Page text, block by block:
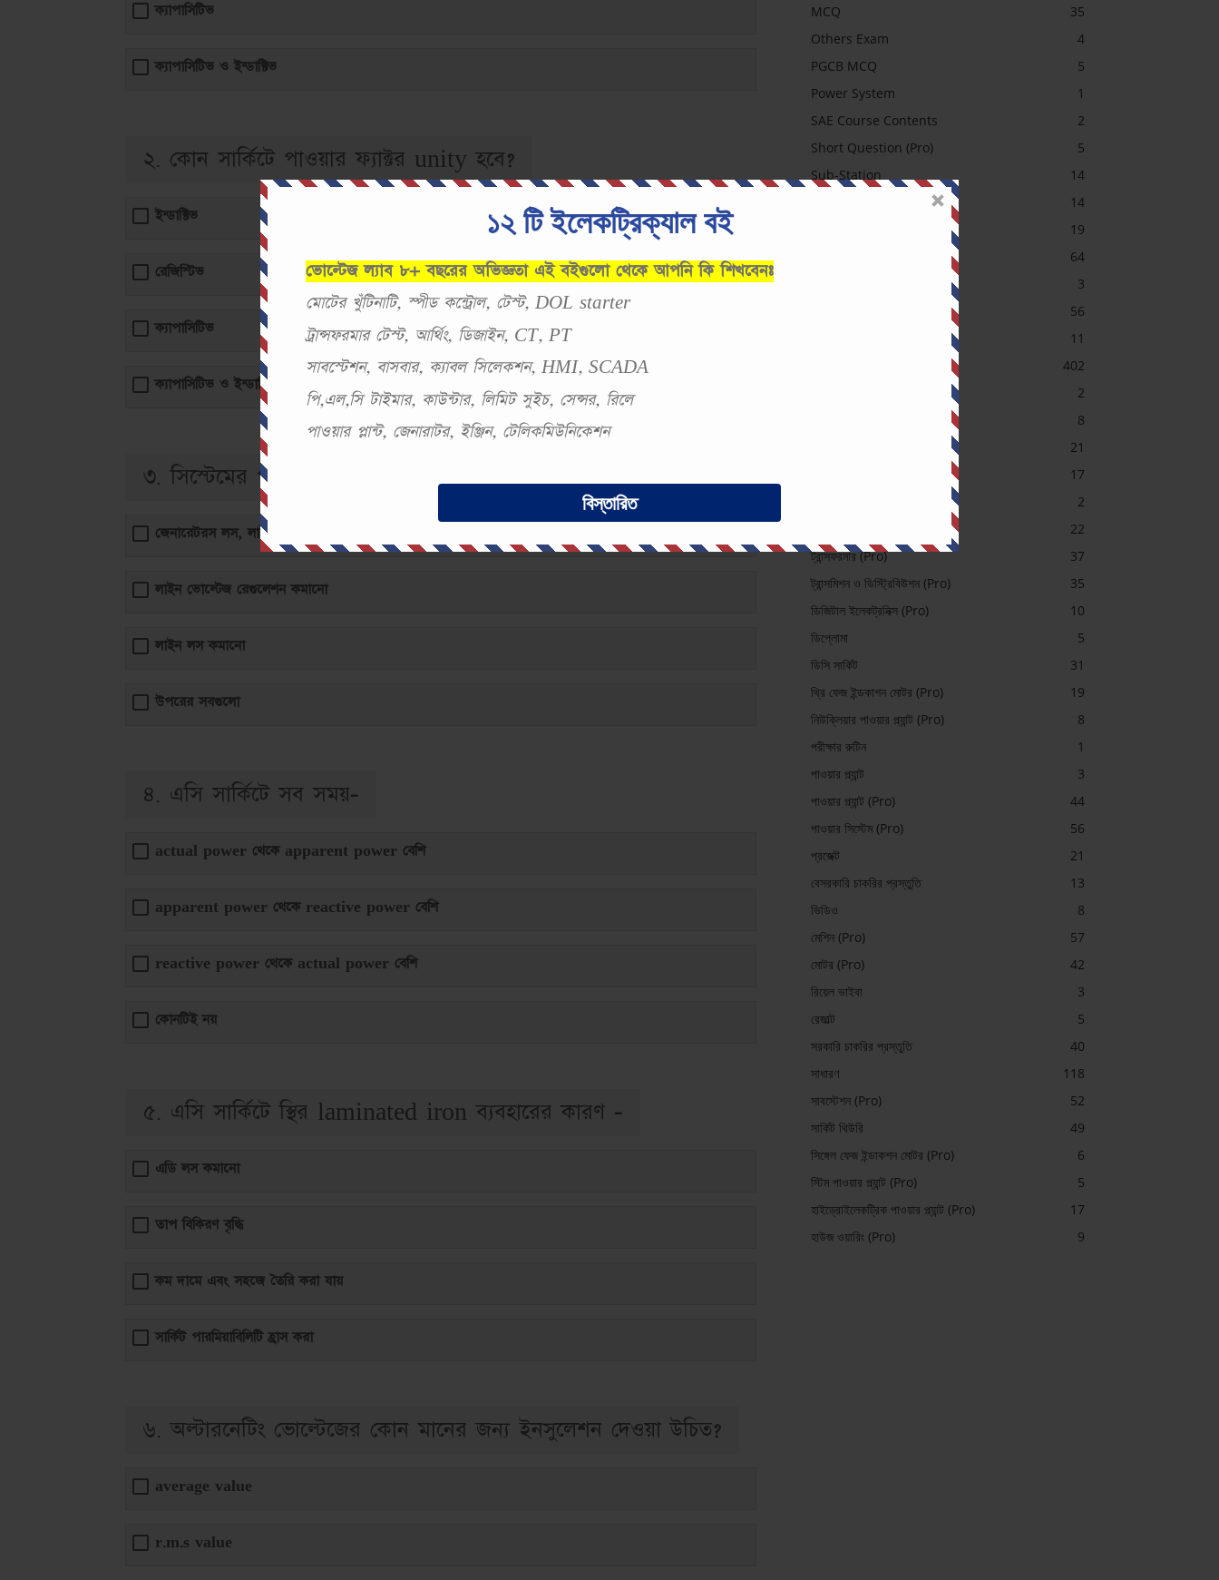
১২ টি ইলেকট্রিক্যাল বই
ভোল্টেজ ল্যাব ৮+ বছরের অভিজ্ঞতা এই বইগুলো থেকে আপনি কি শিখবেনঃ
মোটের খুঁটিনাটি, স্পীড কন্ট্রোল, টেস্ট, DOL starter
ট্রান্সফরমার টেস্ট, আর্থিং, ডিজাইন, CT, PT
সাবস্টেশন, বাসবার, ক্যাবল সিলেকশন, HMI, SCADA
পি,এল,সি টাইমার, কাউন্টার, লিমিট সুইচ, সেন্সর, রিলে
পাওয়ার প্লান্ট, জেনারাটর, ইঞ্জিন, টেলিকমিউনিকেশন
বিস্তারিত
ক্যাপাসিটিভ
ক্যাপাসিটিভ ও ইন্ডাক্টিভ
২. কোন সার্কিটে পাওয়ার ফ্যাক্টর unity হবে?
ইন্ডাক্টিভ
রেজিস্টিভ
ক্যাপাসিটিভ
ক্যাপাসিটিভ ও ইন্ডাক্টিভ
৩. সিস্টেমের পাওয়ার ফ্যাক্টর হাই রাখার কারণ কি?
জেনারেটরস লস, লাইন এবং ট্রান্সফরমারের দক্ষতা সর্বোচ্চ কার্যপোযোগী করা
লাইন ভোল্টেজ রেগুলেশন কমানো
লাইন লস কমানো
উপরের সবগুলো
৪. এসি সার্কিটে সব সময়-
actual power থেকে apparent power বেশি
apparent power থেকে reactive power বেশি
reactive power থেকে actual power বেশি
কোনটিই নয়
৫. এসি সার্কিটে স্থির laminated iron ব্যবহারের কারণ -
এডি লস কমানো
তাপ বিকিরণ বৃদ্ধি
কম দামে এবং সহজে তৈরি করা যায়
সার্কিট পারমিয়াবিলিটি হ্রাস করা
৬. অল্টারনেটিং ভোল্টেজের কোন মানের জন্য ইনসুলেশন দেওয়া উচিত?
average value
r.m.s value
MCQ
35
Others Exam
4
PGCB MCQ
5
Power System
1
SAE Course Contents
2
Short Question (Pro)
5
Sub-Station
14
14
19
64
3
56
11
402
2
8
21
17
2
22
ট্রান্সফরমার (Pro)
37
ট্রান্সমিশন ও ডিস্ট্রিবিউশন (Pro)
35
ডিজিটাল ইলেকট্রনিক্স (Pro)
10
ডিপ্লোমা
5
ডিসি সার্কিট
31
থ্রি ফেজ ইন্ডকাশন মোটর (Pro)
19
নিউক্লিয়ার পাওয়ার প্ল্যান্ট (Pro)
8
পরীক্ষার রুটিন
1
পাওয়ার প্ল্যান্ট
3
পাওয়ার প্ল্যান্ট (Pro)
44
পাওয়ার সিস্টেম (Pro)
56
প্রজেক্ট
21
বেসরকারি চাকরির প্রস্তুতি
13
ভিডিও
8
মেশিন (Pro)
57
মোটর (Pro)
42
রিয়েল ভাইবা
3
রেজাল্ট
5
সরকারি চাকরির প্রস্তুতি
40
সাধারণ
118
সাবস্টেশন (Pro)
52
সার্কিট থিউরি
49
সিঙ্গেল ফেজ ইন্ডাকশন মোটর (Pro)
6
স্টিম পাওয়ার প্ল্যান্ট (Pro)
5
হাইড্রোইলেকট্রিক পাওয়ার প্ল্যান্ট (Pro)
17
হাউজ ওয়ারিং (Pro)
9